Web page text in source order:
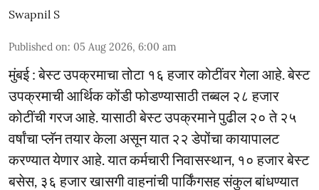
Swapnil S
Published on: 05 Aug 2026, 6:00 am
मुंबई : बेस्ट उपक्रमाचा तोटा १६ हजार कोटींवर गेला आहे. बेस्ट
उपक्रमाची आर्थिक कोंडी फोडण्यासाठी तब्बल २८ हजार
कोटींची गरज आहे. यासाठी बेस्ट उपक्रमाने पुढील २० ते २५
वर्षांचा प्लॅन तयार केला असून यात २२ डेपोंचा कायापालट
करण्यात येणार आहे. यात कर्मचारी निवासस्थान, १० हजार बेस्ट
बसेस, ३६ हजार खासगी वाहनांची पार्किंगसह संकुल बांधण्यात